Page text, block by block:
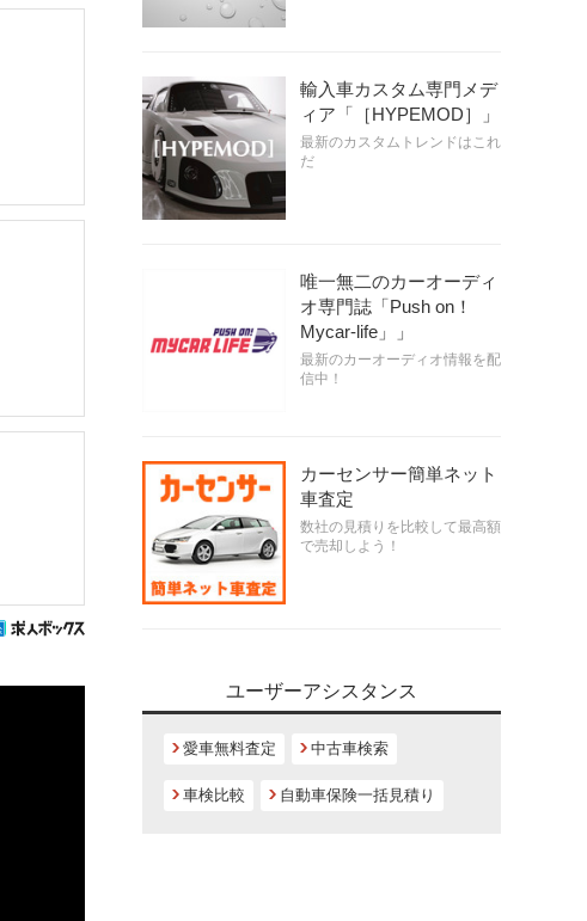
輸入車カスタム専門メデ
ィア「［HYPEMOD］」
最新のカスタムトレンドはこれ
だ
唯一無二のカーオーディ
オ専門誌「Push on！
Mycar-life」」
最新のカーオーディオ情報を配
信中！
カーセンサー簡単ネット
車査定
数社の見積りを比較して最高額
で売却しよう！
ユーザーアシスタンス
愛車無料査定 中古車検索
車検比較 自動車保険一括見積り